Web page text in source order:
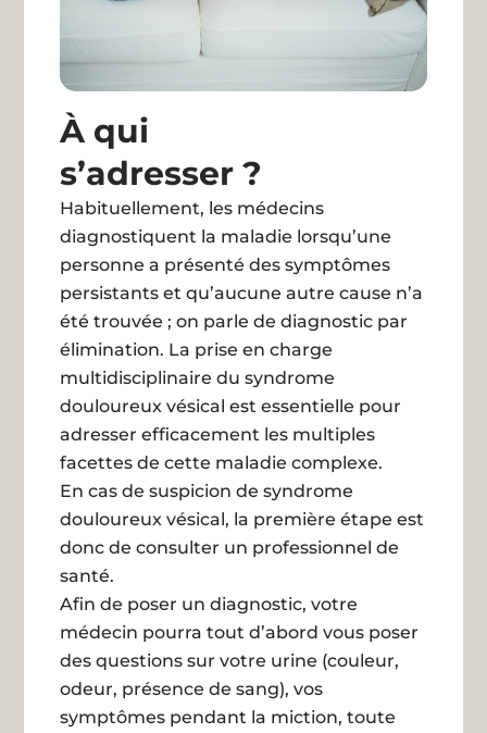
À qui
s’adresser ?
Habituellement, les médecins
diagnostiquent la maladie lorsqu’une
personne a présenté des symptômes
persistants et qu’aucune autre cause n’a
été trouvée ; on parle de diagnostic par
élimination. La prise en charge
multidisciplinaire du syndrome
douloureux vésical est essentielle pour
adresser efficacement les multiples
facettes de cette maladie complexe.
En cas de suspicion de syndrome
douloureux vésical, la première étape est
donc de consulter un professionnel de
santé.
Afin de poser un diagnostic, votre
médecin pourra tout d’abord vous poser
des questions sur votre urine (couleur,
odeur, présence de sang), vos
symptômes pendant la miction, toute